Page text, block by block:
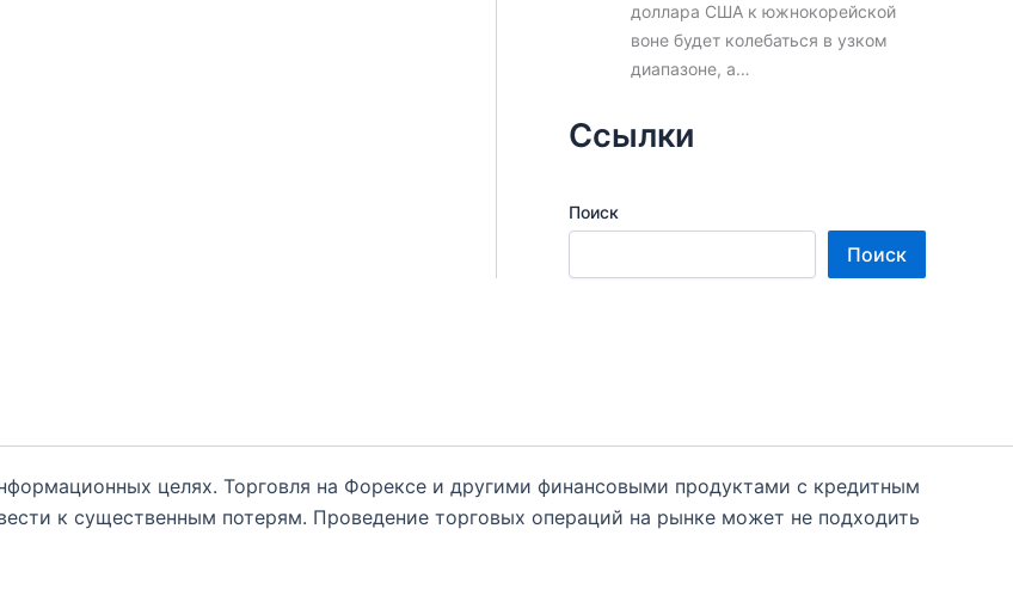
доллара США к южнокорейской
воне будет колебаться в узком
диапазоне, а…
Ссылки
Поиск
Поиск
целях. Торговля на Форексе и другими финансовыми продуктами с кредитным
к существенным потерям. Проведение торговых операций на рынке может не подходить